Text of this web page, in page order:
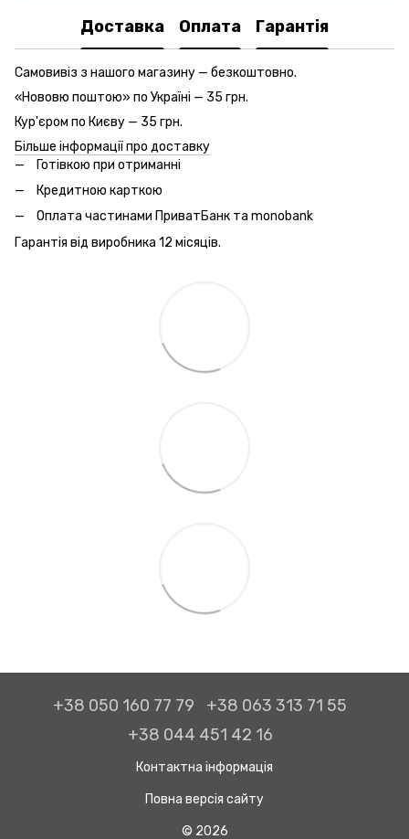
Доставка Оплата Гарантія
Самовивіз з нашого магазину — безкоштовно.
«Нововю поштою» по Україні — 35 грн.
Кур'єром по Києву — 35 грн.
Більше інформації про доставку
Готівкою при отриманні
Кредитною карткою
Оплата частинами ПриватБанк та monobank
Гарантія від виробника 12 місяців.
+38 050 160 77 79
+38 063 313 71 55
+38 044 451 42 16
Контактна інформація
Повна версія сайту
© 2026